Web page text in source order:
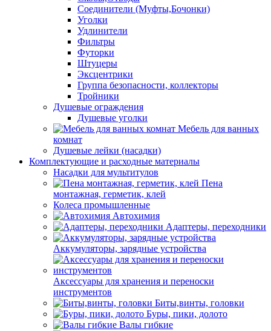
Соединители (Муфты,Бочонки)
Уголки
Удлинители
Фильтры
Футорки
Штуцеры
Эксцентрики
Группа безопасности, коллекторы
Тройники
Душевые ограждения
Душевые уголки
Мебель для ванных
комнат
Душевые лейки (насадки)
Комплектующие и расходные материалы
Насадки для мультитулов
Пена
монтажная, герметик, клей
Колеса промышленные
Автохимия
Адаптеры, переходники
Аккумуляторы, зарядные устройства
Аксессуары для хранения и переноски
инструментов
Биты,винты, головки
Буры, пики, долото
Валы гибкие